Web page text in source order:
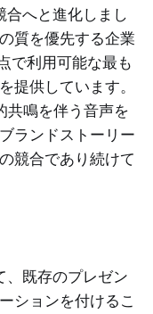
へと進化しまし
質を優先する企業
で利用可能な最も
提供しています。
共鳴を伴う音声を
ランドストーリー
競合であり続けて
既存のプレゼン
ションを付けるこ